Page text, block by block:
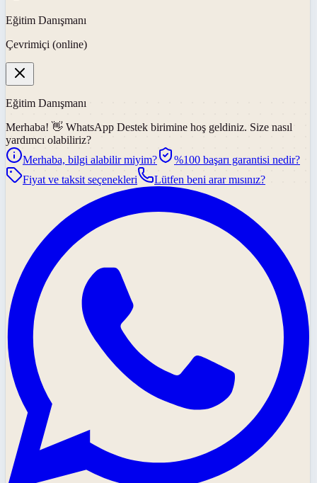
Eğitim Danışmanı
Çevrimiçi (online)
Eğitim Danışmanı
Merhaba! 👋 WhatsApp Destek birimine hoş geldiniz. Size nasıl
yardımcı olabiliriz?
Merhaba, bilgi alabilir miyim?
%100 başarı garantisi nedir?
Fiyat ve taksit seçenekleri
Lütfen beni arar mısınız?